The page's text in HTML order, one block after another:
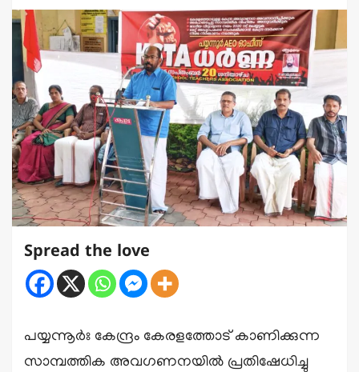
Spread the love
പയ്യന്നൂര്‍ഃ കേന്ദ്രം കേരളത്തോട് കാണിക്കുന്ന
സാമ്പത്തിക അവഗണനയിൽ പ്രതിഷേധിച്ചു